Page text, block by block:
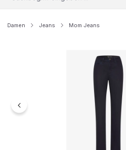
Damen Jeans Mom Jeans
Bildergalerie überspringen